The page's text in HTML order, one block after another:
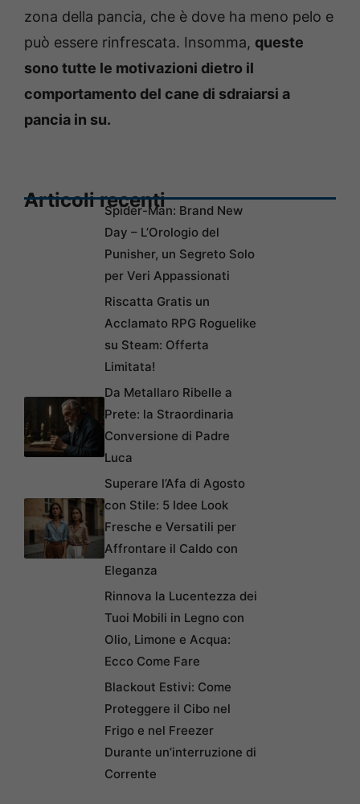
zona della pancia, che è dove ha meno pelo e
può essere rinfrescata. Insomma, queste
sono tutte le motivazioni dietro il
comportamento del cane di sdraiarsi a
pancia in su.
Articoli recentiSpider-Man: Brand New
Day – L’Orologio del
Punisher, un Segreto Solo
per Veri Appassionati
Riscatta Gratis un
Acclamato RPG Roguelike
su Steam: Offerta
Limitata!
Da Metallaro Ribelle a
Prete: la Straordinaria
Conversione di Padre
Luca
Superare l’Afa di Agosto
con Stile: 5 Idee Look
Fresche e Versatili per
Affrontare il Caldo con
Eleganza
Rinnova la Lucentezza dei
Tuoi Mobili in Legno con
Olio, Limone e Acqua:
Ecco Come Fare
Blackout Estivi: Come
Proteggere il Cibo nel
Frigo e nel Freezer
Durante un’interruzione di
Corrente